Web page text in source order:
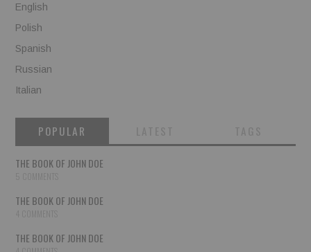
English
Polish
Spanish
Russian
Italian
POPULAR
THE BOOK OF JOHN DOE
THE BOOK OF JOHN DOE
THE BOOK OF JOHN DOE